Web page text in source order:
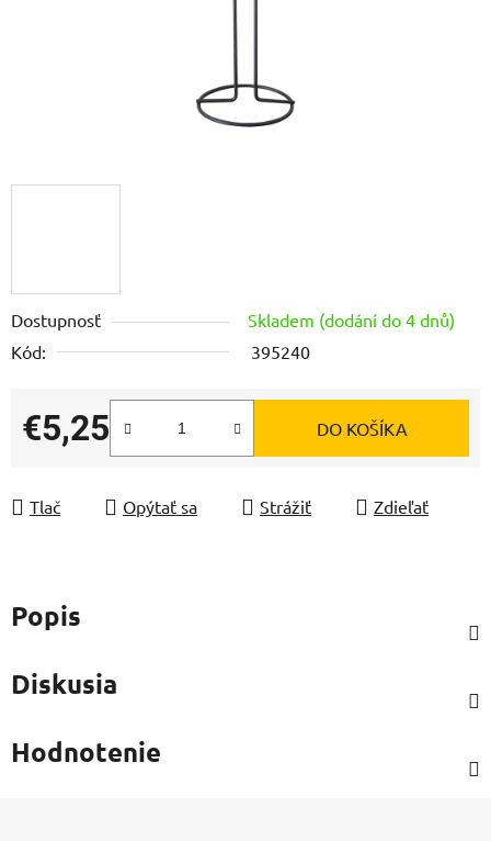
Dostupnosť
Skladem (dodání do 4 dnů)
Kód:
395240
€5,25
Jednotková cena:
DO KOŠÍKA
Tlač Opýtať sa Strážiť Zdieľať
Popis
Diskusia
Hodnotenie